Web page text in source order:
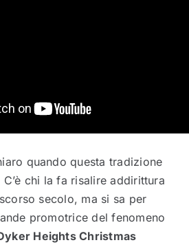
quando questa tradizione
chi la fa risalire addirittura
secolo, ma si sa per
promotrice del fenomeno
Heights Christmas